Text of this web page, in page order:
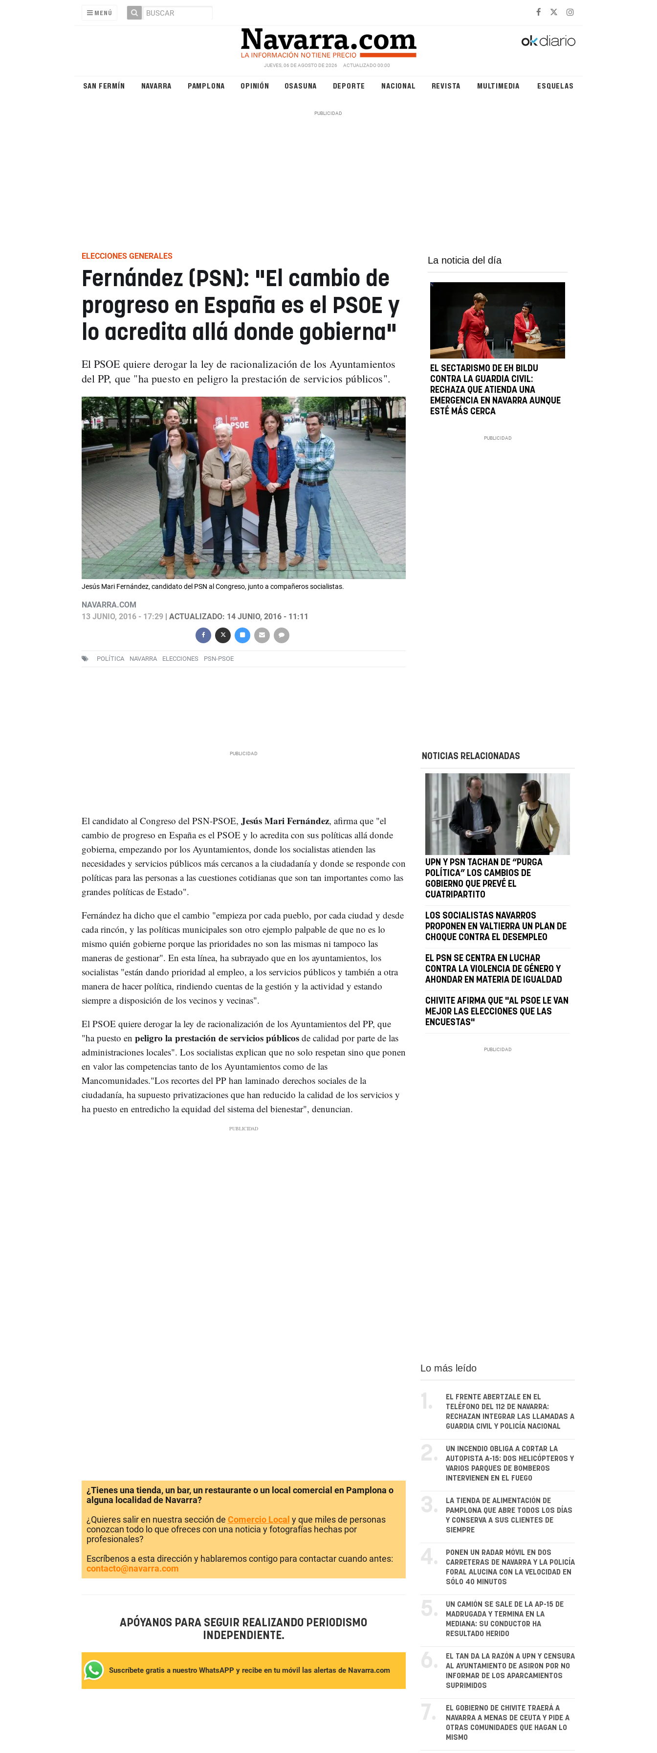
MENÚ
JUEVES, 06 DE AGOSTO DE 2026 ACTUALIZADO 00:00
SAN FERMÍN NAVARRA PAMPLONA OPINIÓN OSASUNA DEPORTE NACIONAL REVISTA MULTIMEDIA ESQUELAS
ELECCIONES GENERALES
Fernández (PSN): "El cambio de
progreso en España es el PSOE y
lo acredita allá donde gobierna"
El PSOE quiere derogar la ley de racionalización de los Ayuntamientos
del PP, que "ha puesto en peligro la prestación de servicios públicos".
Jesús Mari Fernández, candidato del PSN al Congreso, junto a compañeros socialistas.
NAVARRA.COM
13 JUNIO, 2016 - 17:29| ACTUALIZADO: 14 JUNIO, 2016 - 11:11
POLÍTICA NAVARRA ELECCIONES PSN-PSOE
La noticia del día
EL SECTARISMO DE EH BILDU
CONTRA LA GUARDIA CIVIL:
RECHAZA QUE ATIENDA UNA
EMERGENCIA EN NAVARRA AUNQUE
ESTÉ MÁS CERCA
El candidato al Congreso del PSN-PSOE, Jesús Mari Fernández, afirma que "el
cambio de progreso en España es el PSOE y lo acredita con sus políticas allá donde
gobierna, empezando por los Ayuntamientos, donde los socialistas atienden las
necesidades y servicios públicos más cercanos a la ciudadanía y donde se responde con
políticas para las personas a las cuestiones cotidianas que son tan importantes como las
grandes políticas de Estado".
Fernández ha dicho que el cambio "empieza por cada pueblo, por cada ciudad y desde
cada rincón, y las políticas municipales son otro ejemplo palpable de que no es lo
mismo quién gobierne porque las prioridades no son las mismas ni tampoco las
maneras de gestionar". En esta línea, ha subrayado que en los ayuntamientos, los
socialistas "están dando prioridad al empleo, a los servicios públicos y también a otra
manera de hacer política, rindiendo cuentas de la gestión y la actividad y estando
siempre a disposición de los vecinos y vecinas".
El PSOE quiere derogar la ley de racionalización de los Ayuntamientos del PP, que
"ha puesto en peligro la prestación de servicios públicos de calidad por parte de las
administraciones locales". Los socialistas explican que no solo respetan sino que ponen
en valor las competencias tanto de los Ayuntamientos como de las
Mancomunidades."Los recortes del PP han laminado derechos sociales de la
ciudadanía, ha supuesto privatizaciones que han reducido la calidad de los servicios y
ha puesto en entredicho la equidad del sistema del bienestar", denuncian.
NOTICIAS RELACIONADAS
UPN Y PSN TACHAN DE “PURGA
POLÍTICA” LOS CAMBIOS DE
GOBIERNO QUE PREVÉ EL
CUATRIPARTITO
LOS SOCIALISTAS NAVARROS
PROPONEN EN VALTIERRA UN PLAN DE
CHOQUE CONTRA EL DESEMPLEO
EL PSN SE CENTRA EN LUCHAR
CONTRA LA VIOLENCIA DE GÉNERO Y
AHONDAR EN MATERIA DE IGUALDAD
CHIVITE AFIRMA QUE "AL PSOE LE VAN
MEJOR LAS ELECCIONES QUE LAS
ENCUESTAS"
¿Tienes una tienda, un bar, un restaurante o un local comercial en Pamplona o
alguna localidad de Navarra?
¿Quieres salir en nuestra sección de Comercio Local y que miles de personas
conozcan todo lo que ofreces con una noticia y fotografías hechas por
profesionales?
Escríbenos a esta dirección y hablaremos contigo para contactar cuando antes:
contacto@navarra.com
APÓYANOS PARA SEGUIR REALIZANDO PERIODISMO
INDEPENDIENTE.
Suscríbete gratis a nuestro WhatsAPP y recibe en tu móvil las alertas de Navarra.com
Lo más leído
1.
EL FRENTE ABERTZALE EN EL
TELÉFONO DEL 112 DE NAVARRA:
RECHAZAN INTEGRAR LAS LLAMADAS A
GUARDIA CIVIL Y POLICÍA NACIONAL
2.
UN INCENDIO OBLIGA A CORTAR LA
AUTOPISTA A-15: DOS HELICÓPTEROS Y
VARIOS PARQUES DE BOMBEROS
INTERVIENEN EN EL FUEGO
3.
LA TIENDA DE ALIMENTACIÓN DE
PAMPLONA QUE ABRE TODOS LOS DÍAS
Y CONSERVA A SUS CLIENTES DE
SIEMPRE
4.
PONEN UN RADAR MÓVIL EN DOS
CARRETERAS DE NAVARRA Y LA POLICÍA
FORAL ALUCINA CON LA VELOCIDAD EN
SÓLO 40 MINUTOS
5.
UN CAMIÓN SE SALE DE LA AP-15 DE
MADRUGADA Y TERMINA EN LA
MEDIANA: SU CONDUCTOR HA
RESULTADO HERIDO
6.
EL TAN DA LA RAZÓN A UPN Y CENSURA
AL AYUNTAMIENTO DE ASIRON POR NO
INFORMAR DE LOS APARCAMIENTOS
SUPRIMIDOS
7.
EL GOBIERNO DE CHIVITE TRAERÁ A
NAVARRA A MENAS DE CEUTA Y PIDE A
OTRAS COMUNIDADES QUE HAGAN LO
MISMO